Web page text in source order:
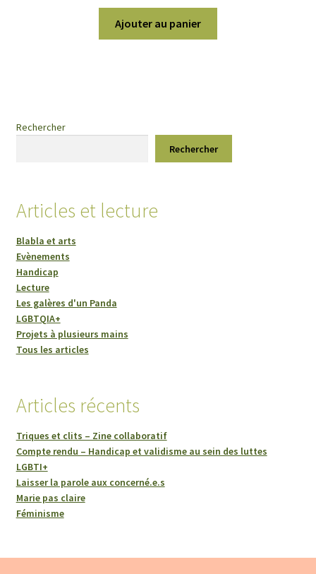
Ajouter au panier
Rechercher
Rechercher
Articles et lecture
Blabla et arts
Evènements
Handicap
Lecture
Les galères d'un Panda
LGBTQIA+
Projets à plusieurs mains
Tous les articles
Articles récents
Triques et clits – Zine collaboratif
Compte rendu – Handicap et validisme au sein des luttes
LGBTI+
Laisser la parole aux concerné.e.s
Marie pas claire
Féminisme